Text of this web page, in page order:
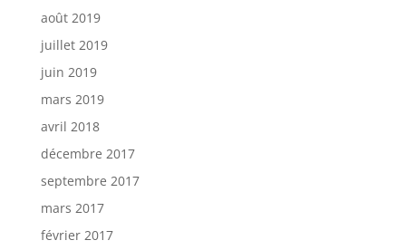
août 2019
juillet 2019
juin 2019
mars 2019
avril 2018
décembre 2017
septembre 2017
mars 2017
février 2017